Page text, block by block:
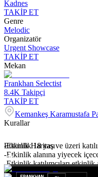
Kadnes
TAKİP ET
Genre
Melodic
Organizatör
Urgent Showcase
TAKİP ET
Mekan
Frankhan Selectist
8.4K Takipçi
TAKİP ET
Kemankeş Karamustafa
Kurallar
-Etkinlik 18 yaş ve üzeri
-Etkinlik alanına yiyecek
-Etkinlik katılımcıları
-Yazılı izin olmadığı
Etkinlik Haritası